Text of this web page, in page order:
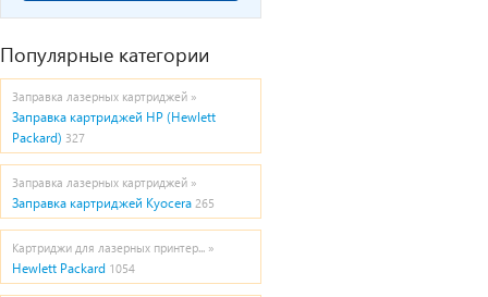
Популярные категории
Заправка лазерных картриджей »
Заправка картриджей HP (Hewlett
Packard) 327
Заправка лазерных картриджей »
Заправка картриджей Kyocera 265
Картриджи для лазерных принтер... »
Hewlett Packard 1054